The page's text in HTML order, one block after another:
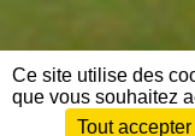
Envie de participer ?
Ce site utilise des
que vous souhaitez
Tout accepter